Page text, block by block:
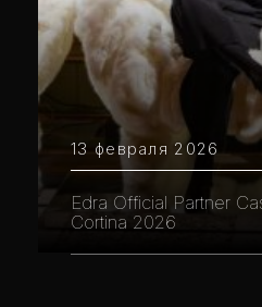
13 февраля 2026
Edra Official Partner
Cortina 2026